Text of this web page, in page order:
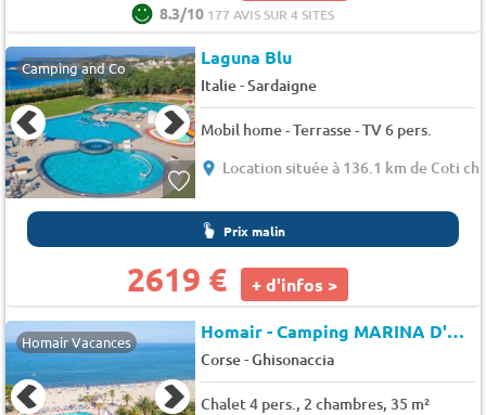
8.3/10 177 AVIS SUR 4 SITES
Camping and Co Laguna Blu
Italie-Sardaigne
Mobil home - Terrasse - TV 6 pers.
Location située à 136.1 km de Coti
Prix malin
2619 € + d'infos >
Homair Vacances Homair - Camping MARINA D'ERBA ROSSA
Corse-Ghisonaccia
Chalet 4 pers., 2 chambres, 35 m²